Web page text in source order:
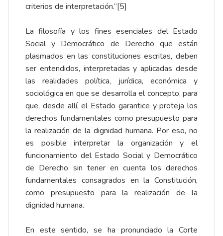
criterios de interpretación.”[5]
La filosofía y los fines esenciales del Estado
Social y Democrático de Derecho que están
plasmados en las constituciones escritas, deben
ser entendidos, interpretadas y aplicadas desde
las realidades política, jurídica, económica y
sociológica en que se desarrolla el concepto, para
que, desde allí, el Estado garantice y proteja los
derechos fundamentales como presupuesto para
la realización de la dignidad humana. Por eso, no
es posible interpretar la organización y el
funcionamiento del Estado Social y Democrático
de Derecho sin tener en cuenta los derechos
fundamentales consagrados en la Constitución,
como presupuesto para la realización de la
dignidad humana.
En este sentido, se ha pronunciado la Corte